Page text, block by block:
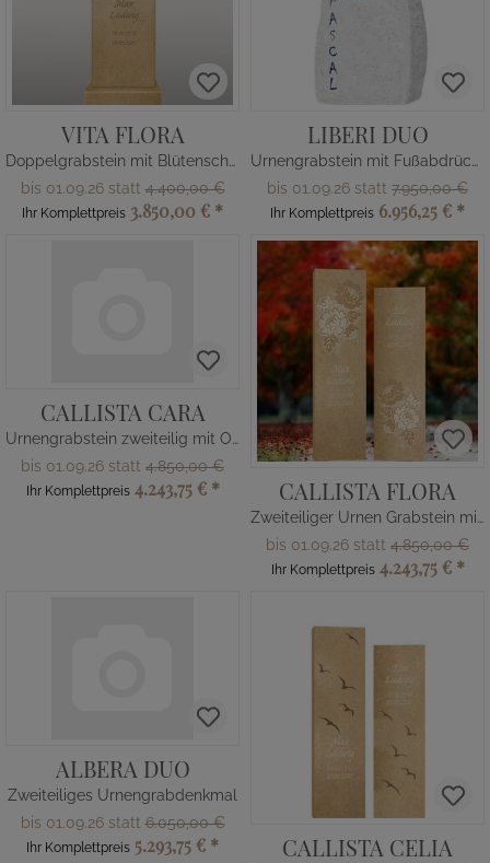
VITA FLORA
Doppelgrabstein mit Blütenschmuck
bis 01.09.26 statt4.400,00 €
Ihr Komplettpreis 3.850,00 € *
LIBERI DUO
Urnengrabstein mit Fußabdrücken
bis 01.09.26 statt 7.950,00 €
Ihr Komplettpreis 6.956,25 € *
CALLISTA CARA
Urnengrabstein zweiteilig mit Ornament
bis 01.09.26 statt 4.850,00 €
Ihr Komplettpreis 4.243,75 € * CALLISTA FLORA
Zweiteiliger Urnen Grabstein mit Blumen
bis 01.09.26 statt 4.850,00 €
Ihr Komplettpreis 4.243,75 € *
ALBERA DUO
Zweiteiliges Urnengrabdenkmal
bis 01.09.26 statt6.050,00 €
Ihr Komplettpreis 5.293,75 € * CALLISTA CELIA